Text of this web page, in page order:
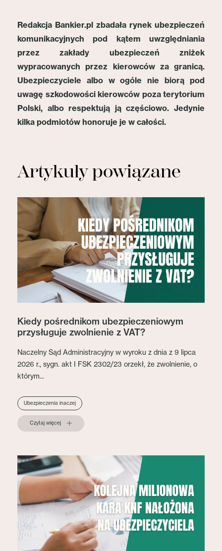
Redakcja Bankier.pl zbadała rynek ubezpieczeń
komunikacyjnych pod kątem uwzględniania
przez zakłady ubezpieczeń zniżek
wypracowanych przez kierowców za granicą.
Ubezpieczyciele albo w ogóle nie biorą pod
uwagę szkodowości kierowców poza terytorium
Polski, albo respektują ją częściowo. Jedynie
kilka podmiotów honoruje je w całości.
Artykuły powiązane
Kiedy pośrednikom ubezpieczeniowym
przysługuje zwolnienie z VAT?
Naczelny Sąd Administracyjny w wyroku z dnia z 9 lipca
2026 r., sygn. akt I FSK 2302/23 orzekł, że zwolnienie, o
którym...
Ubezpieczenia inaczej
Czytaj więcej